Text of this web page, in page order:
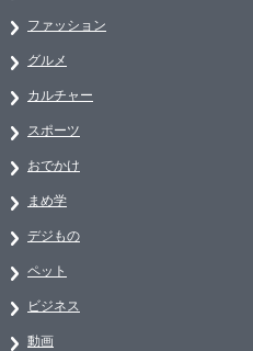
ファッション
グルメ
カルチャー
スポーツ
おでかけ
まめ学
デジもの
ペット
ビジネス
動画